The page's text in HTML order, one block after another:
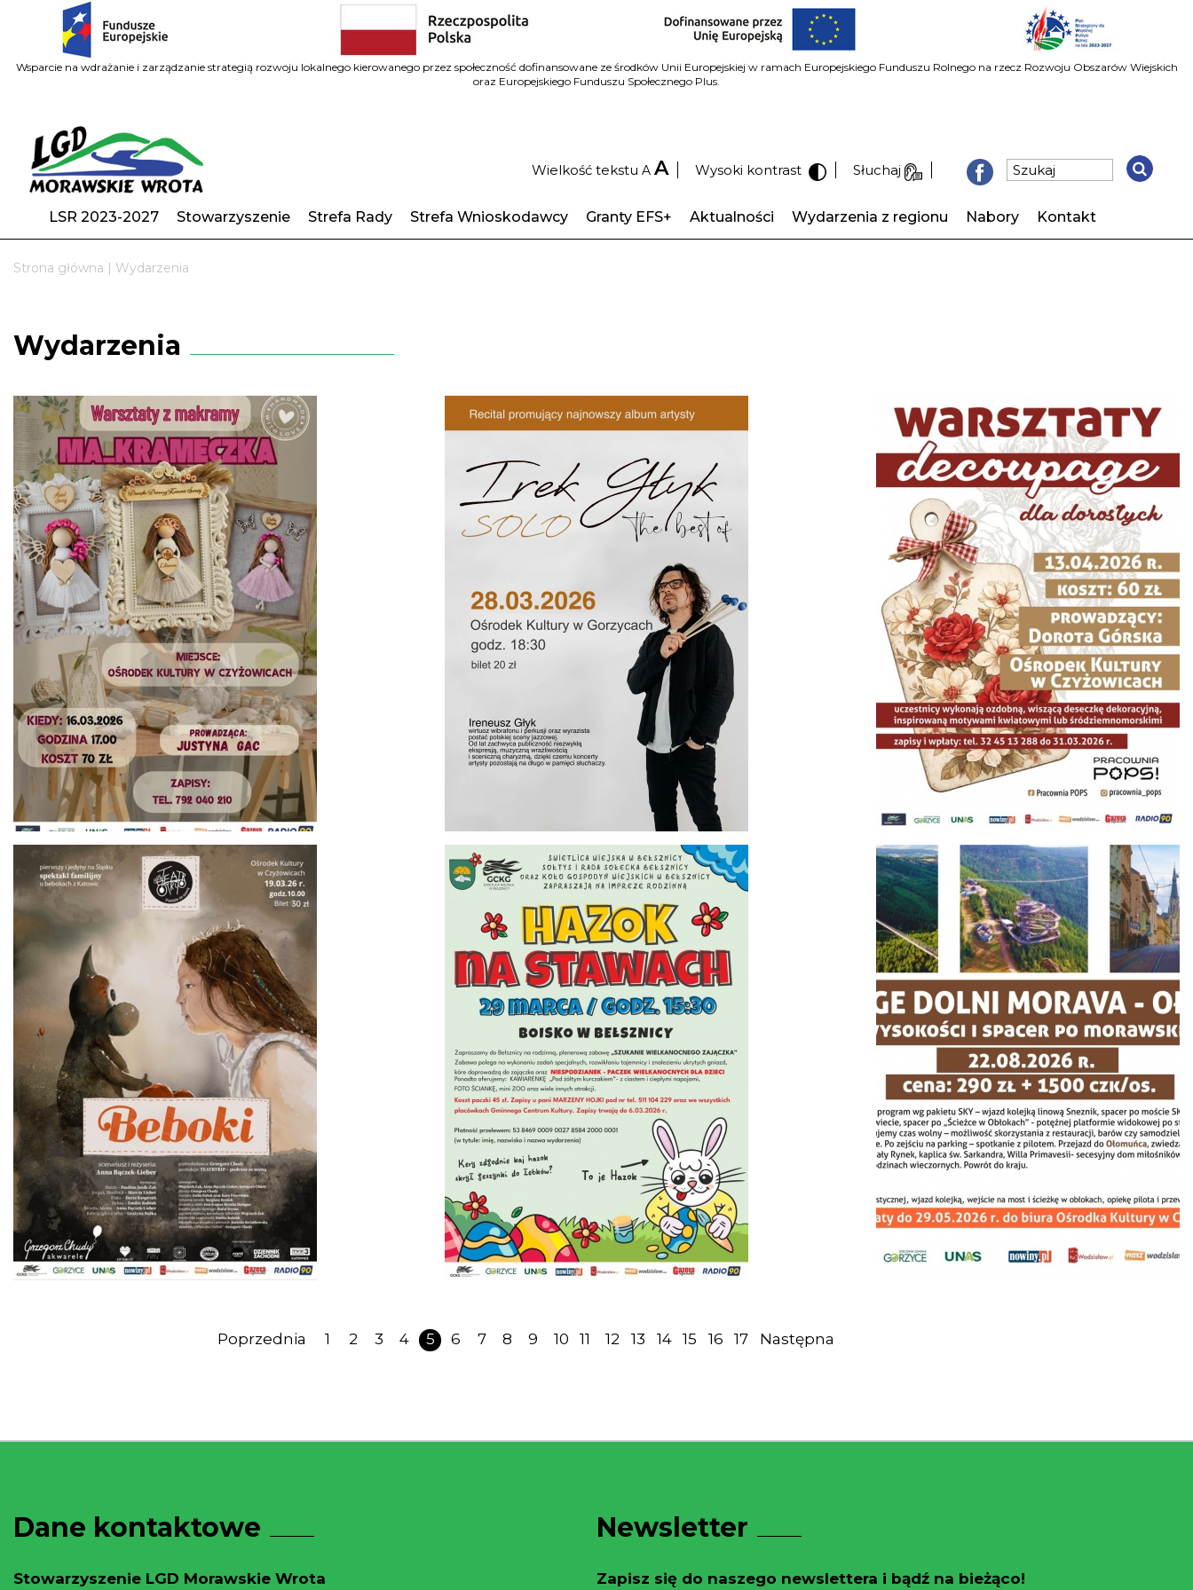
Wsparcie na wdrażanie i zarządzanie strategią rozwoju lokalnego kierowanego przez społeczność dofinansowane ze środków Unii Europejskiej w ramach Europejskiego Funduszu Rolnego na rzecz Rozwoju Obszarów Wiejskich
oraz Europejskiego Funduszu Społecznego Plus.
Wielkość tekstu A A Wysoki kontrast Słuchaj
LSR 2023-2027 Stowarzyszenie Strefa Rady Strefa Wnioskodawcy Granty EFS+ Aktualności Wydarzenia z regionu Nabory Kontakt
Strona główna | Wydarzenia
Wydarzenia
Poprzednia 1 2 3 4 5 6 7 8 9 10 11 12 13 14 15 16 17 Następna
Dane kontaktowe
Stowarzyszenie LGD Morawskie Wrota
Newsletter
Zapisz się do naszego newslettera i bądź na bieżąco!